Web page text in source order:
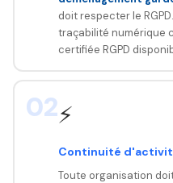
doit respecter le
traçabilité numérique
certifiée RGPD
02⚡
Continuité
Toute organisation